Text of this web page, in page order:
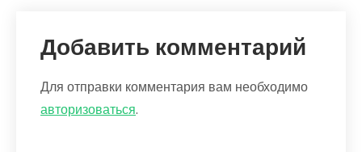
Добавить комментарий
Для отправки комментария вам необходимо
авторизоваться.